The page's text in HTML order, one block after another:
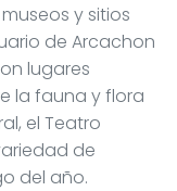
y sitios
de Arcachon
lugares
la fauna y flora
el Teatro
de
del año.